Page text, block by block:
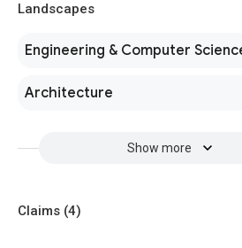
Landscapes
Engineering & Computer
Architecture
Show more
Claims (4)